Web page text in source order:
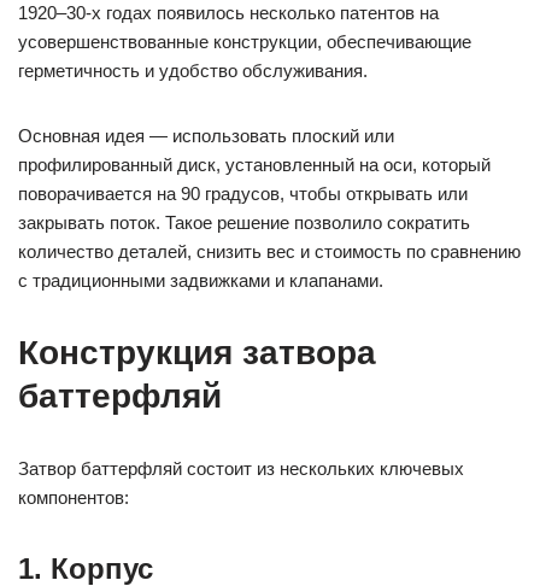
1920–30-х годах появилось несколько патентов на
усовершенствованные конструкции, обеспечивающие
герметичность и удобство обслуживания.
Основная идея — использовать плоский или
профилированный диск, установленный на оси, который
поворачивается на 90 градусов, чтобы открывать или
закрывать поток. Такое решение позволило сократить
количество деталей, снизить вес и стоимость по сравнению
с традиционными задвижками и клапанами.
Конструкция затвора
баттерфляй
Затвор баттерфляй состоит из нескольких ключевых
компонентов:
1. Корпус